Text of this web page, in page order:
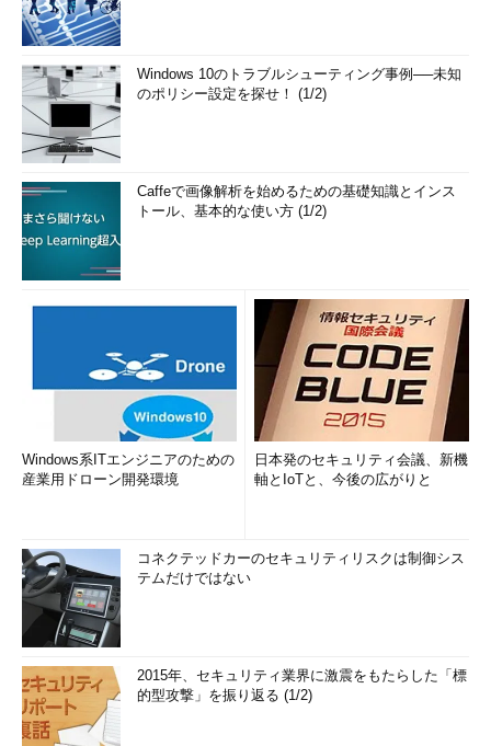
Windows 10のトラブルシューティング事例──未知
のポリシー設定を探せ！ (1/2)
Caffeで画像解析を始めるための基礎知識とインス
トール、基本的な使い方 (1/2)
Windows系ITエンジニアのための
産業用ドローン開発環境
日本発のセキュリティ会議、新機
軸とIoTと、今後の広がりと
コネクテッドカーのセキュリティリスクは制御シス
テムだけではない
2015年、セキュリティ業界に激震をもたらした「標
的型攻撃」を振り返る (1/2)